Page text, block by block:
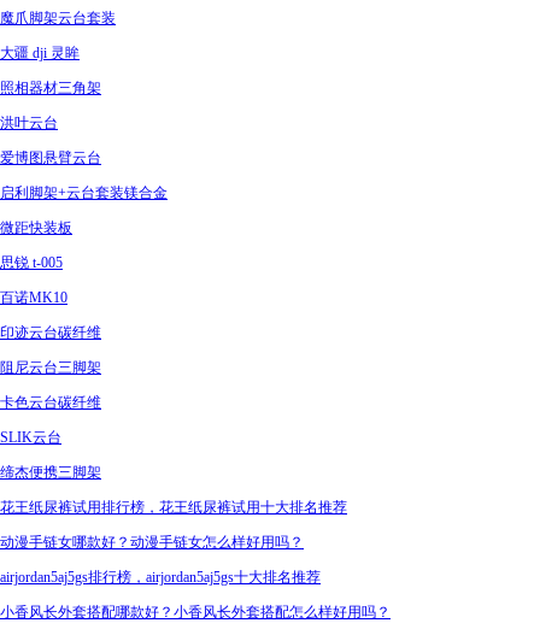
魔爪脚架云台套装
大疆 dji 灵眸
照相器材三角架
洪叶云台
爱博图悬臂云台
启利脚架+云台套装镁合金
微距快装板
思锐 t-005
百诺MK10
印迹云台碳纤维
阻尼云台三脚架
卡色云台碳纤维
SLIK云台
缔杰便携三脚架
花王纸尿裤试用排行榜，花王纸尿裤试用十大排名推荐
动漫手链女哪款好？动漫手链女怎么样好用吗？
airjordan5aj5gs排行榜，airjordan5aj5gs十大排名推荐
小香风长外套搭配哪款好？小香风长外套搭配怎么样好用吗？